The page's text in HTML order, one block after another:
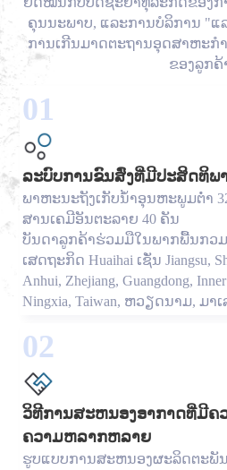
ຄຸນ​ນະ​ພາບ​, ແລະ​ການ​ບໍ​ລິ​ການ "ແ
ການ​ເກີນ​ມາດ​ຕະ​ຖານ​ອຸດ​ສາ​ຫະ​ກໍ
ຂອງ​ລູກ​ຄ້
01
ລະບົບການຂົນສົ່ງທີ່ມີປະສິດທິພ
ພາຫະນະຖັງເກັບນ້ຳອຸນຫະພູມຕ່ຳ
ສານເຄມີອັນຕະລາຍ 40 ຄັນ
ບັນດາ​ລູກ​ຄ້າ​ຮ່ວມ​ມື​ໃນ​ພາກ​ພື້ນ​ກວມ​
ເສດຖະກິດ Huaihai ​ເຊັ່ນ Jiangsu,
Anhui, Zhejiang, Guangdong,
Ningxia, Taiwan, ຫວຽດນາມ, ມາ​
02
ວິທີການສະຫນອງອາກາດທີ່ມີ
ຄວາມຫລາກຫລາຍ
ຮູບແບບການສະຫນອງຜະລິດຕະພັ